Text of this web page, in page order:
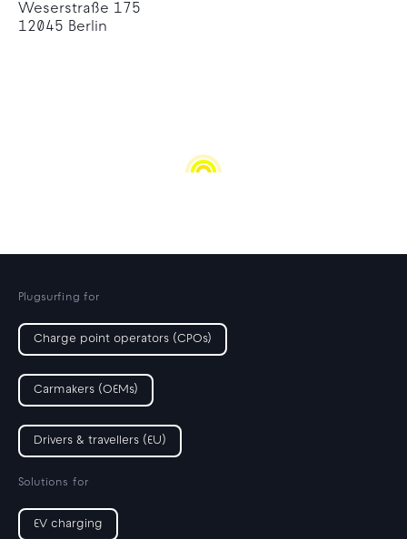
Weserstraße 175
12045 Berlin
Plugsurfing for
Charge point operators (CPOs)
Carmakers (OEMs)
Drivers & travellers (EU)
Solutions for
EV charging